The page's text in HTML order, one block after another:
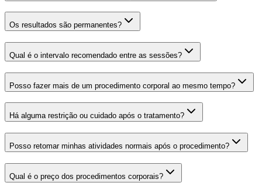
Os resultados são permanentes?
Qual é o intervalo recomendado entre as sessões?
Posso fazer mais de um procedimento corporal ao mesmo tempo?
Há alguma restrição ou cuidado após o tratamento?
Posso retomar minhas atividades normais após o procedimento?
Qual é o preço dos procedimentos corporais?